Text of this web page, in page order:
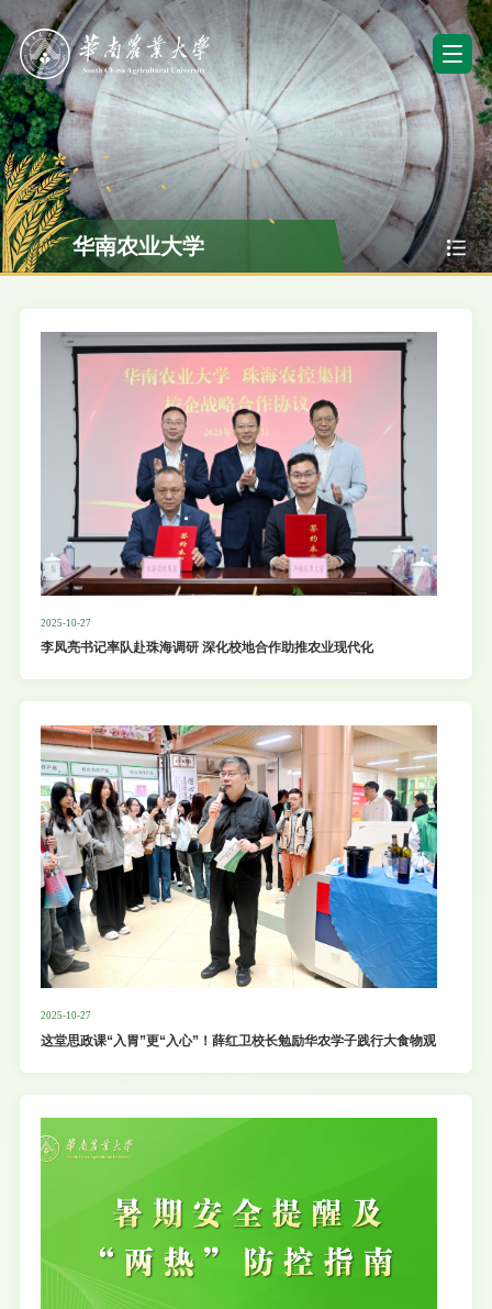
华南农业大学
2025-10-27
李凤亮书记率队赴珠海调研 深化校地合作助推农业现代化
2025-10-27
这堂思政课“入胃”更“入心”！薛红卫校长勉励华农学子践行大食物观